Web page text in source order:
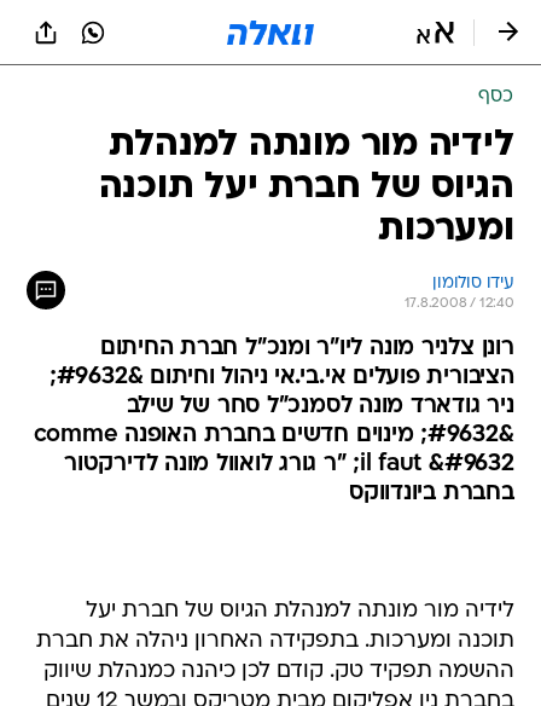
כסף
לידיה מור מונתה למנהלת
הגיוס של חברת יעל תוכנה
ומערכות
עידו סולומון
17.8.2008 / 12:40
רונן צלניר מונה ליו"ר ומנכ"ל חברת החיתום
הציבורית פועלים אי.בי.אי ניהול וחיתום &#9632;
ניר גודארד מונה לסמנכ"ל סחר של שילב
&#9632; מינוים חדשים בחברת האופנה comme
il faut &#9632; "ר גורג לואוול מונה לדירקטור
בחברת ביונדווקס
לידיה מור מונתה למנהלת הגיוס של חברת יעל
תוכנה ומערכות. בתפקידה האחרון ניהלה את חברת
ההשמה תפקיד טק. קודם לכן כיהנה כמנהלת שיווק